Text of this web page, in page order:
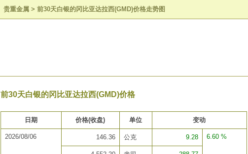
贵重金属 > 前30天白银的冈比亚达拉西(GMD)价格走势图
前30天白银的冈比亚达拉西(GMD)价格
日期 价格(收盘) 单位 变动
2026/08/06 146.36 公克 9.28 6.60 %